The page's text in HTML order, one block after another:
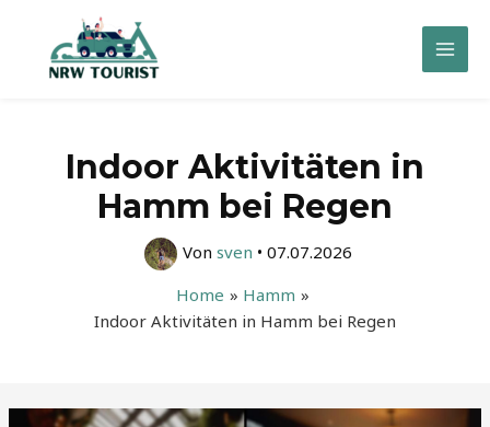
springen
Main
Indoor Aktivitäten in
Hamm bei Regen
Von sven • 07.07.2026
Home
Hamm
Indoor Aktivitäten in Hamm bei Regen